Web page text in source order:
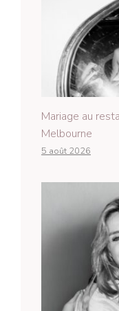
Mariage au
Melbourne
5 août 2026